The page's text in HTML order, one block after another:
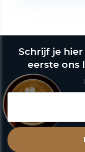
Schrijf je
eerste ons